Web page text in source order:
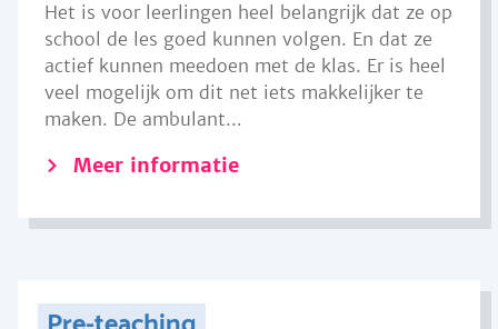
Het is voor leerlingen heel belangrijk dat ze op
school de les goed kunnen volgen. En dat ze
actief kunnen meedoen met de klas. Er is heel
veel mogelijk om dit net iets makkelijker te
maken. De ambulant...
Meer informatie